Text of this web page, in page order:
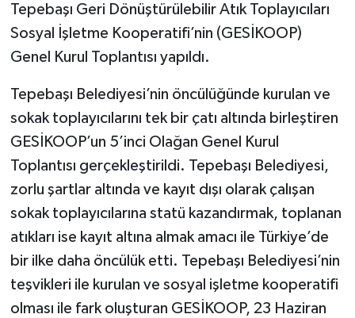
Tepebaşı Geri Dönüştürülebilir Atık Toplayıcıları
Sosyal İşletme Kooperatifi’nin (GESİKOOP)
Genel Kurul Toplantısı yapıldı.
Tepebaşı Belediyesi’nin öncülüğünde kurulan ve
sokak toplayıcılarını tek bir çatı altında birleştiren
GESİKOOP’un 5’inci Olağan Genel Kurul
Toplantısı gerçekleştirildi. Tepebaşı Belediyesi,
zorlu şartlar altında ve kayıt dışı olarak çalışan
sokak toplayıcılarına statü kazandırmak, toplanan
atıkları ise kayıt altına almak amacı ile Türkiye’de
bir ilke daha öncülük etti. Tepebaşı Belediyesi’nin
teşvikleri ile kurulan ve sosyal işletme kooperatifi
olması ile fark oluşturan GESİKOOP, 23 Haziran